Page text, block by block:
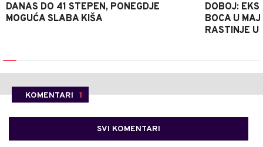
DANAS DO 41 STEPEN, PONEGDJE
MOGUĆA SLABA KIŠA
DOBOJ:
BOCA U
RASTINJE U
KOMENTARI 1
SVI KOMENTARI